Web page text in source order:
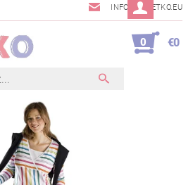
INFO@BABETKO.EU
0 €0